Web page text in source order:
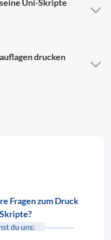
Uni-Skripte
drucken
Fragen zum Druck
du uns: